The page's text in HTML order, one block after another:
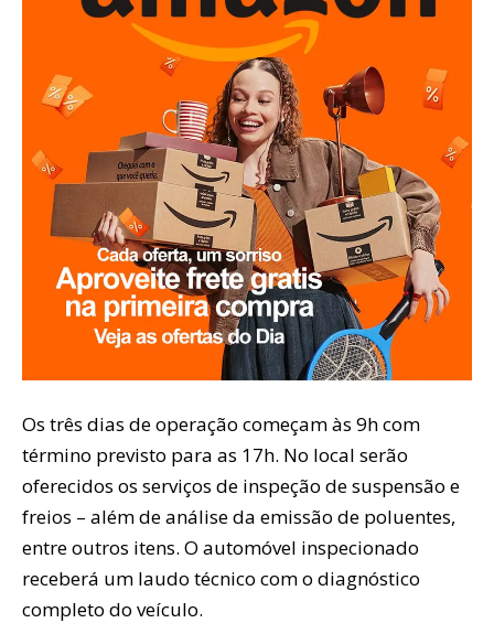
Os três dias de operação começam às 9h com
término previsto para as 17h. No local serão
oferecidos os serviços de inspeção de suspensão e
freios – além de análise da emissão de poluentes,
entre outros itens. O automóvel inspecionado
receberá um laudo técnico com o diagnóstico
completo do veículo.